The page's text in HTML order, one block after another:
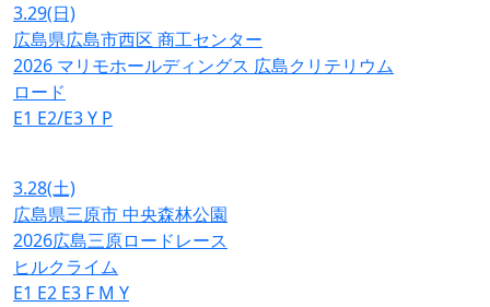
3.29(日)
広島県広島市西区 商工センター
2026 マリモホールディングス 広島クリテリウム
ロード
E1 E2/E3Y P
3.28(土)
広島県三原市 中央森林公園
2026広島三原ロードレース
ヒルクライム
E1 E2 E3 F M Y